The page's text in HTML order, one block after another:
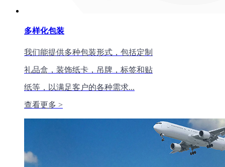
多样化包装
我们能提供多种包装形式，包括定制
礼品盒，装饰纸卡，吊牌，标签和贴
纸等，以满足客户的各种需求...
查看更多 >